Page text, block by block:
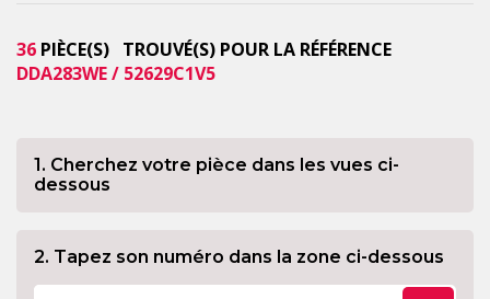
36 PIÈCE(S) TROUVÉ(S) POUR LA RÉFÉRENCE
DDA283WE / 52629C1V5
1. Cherchez votre pièce dans les vues ci-
dessous
2. Tapez son numéro dans la zone ci-dessous